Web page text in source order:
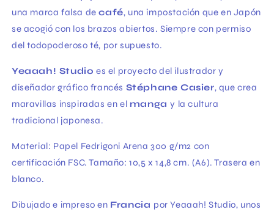
una marca falsa decafé, una impostación que en Japón
se acogió con los brazos abiertos. Siempre con permiso
del todopoderoso té, por supuesto.
Yeaaah! Studio es el proyecto del ilustrador y
diseñador gráfico francés Stéphane Casier, que crea
maravillas inspiradas en el mangay la cultura
tradicional japonesa.
Material: Papel Fedrigoni Arena 300 g/m2 con
certificación FSC. Tamaño: 10,5 x 14,8 cm. (A6). Trasera en
blanco.
Dibujado e impreso en Francia por Yeaaah! Studio, unos